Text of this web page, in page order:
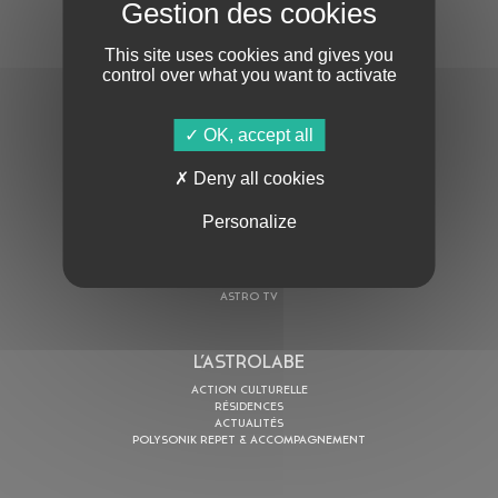
S'ABONNER À LA NEWSLETTER
En cochant cette case, j’accepte la Politique de confidentialité
ASTRO TV
L’ASTROLABE
ACTION CULTURELLE
RÉSIDENCES
ACTUALITÉS
POLYSONIK REPET & ACCOMPAGNEMENT
This site uses cookies and gives you
control over what you want to activate
OK, accept all
Deny all cookies
Personalize